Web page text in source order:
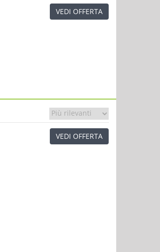
VEDI OFFERTA
VEDI OFFERTA